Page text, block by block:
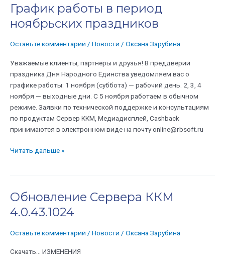
График работы в период
ноябрьских праздников
Оставьте комментарий / Новости / Оксана Зарубина
Уважаемые клиенты, партнеры и друзья! В преддверии
праздника Дня Народного Единства уведомляем вас о
графике работы: 1 ноября (суббота) — рабочий день. 2, 3, 4
ноября — выходные дни. С 5 ноября работаем в обычном
режиме. Заявки по технической поддержке и консультациям
по продуктам Сервер ККМ, Медиадисплей, Cashback
принимаются в электронном виде на почту online@rbsoft.ru
График
работы
в
праздников
Читать дальше »
Обновление Сервера ККМ
4.0.43.1024
Оставьте комментарий / Новости / Оксана Зарубина
Скачать… ИЗМЕНЕНИЯ
Обновление
ККМ